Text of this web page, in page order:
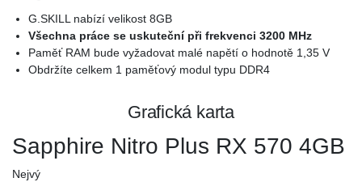
G.SKILL nabízí velikost 8GB
Všechna práce se uskuteční při frekvenci 3200 MHz
Paměť RAM bude vyžadovat malé napětí o hodnotě 1,35 V
Obdržíte celkem 1 paměťový modul typu DDR4
Grafická karta
Sapphire Nitro Plus RX 570 4GB
Nejvý